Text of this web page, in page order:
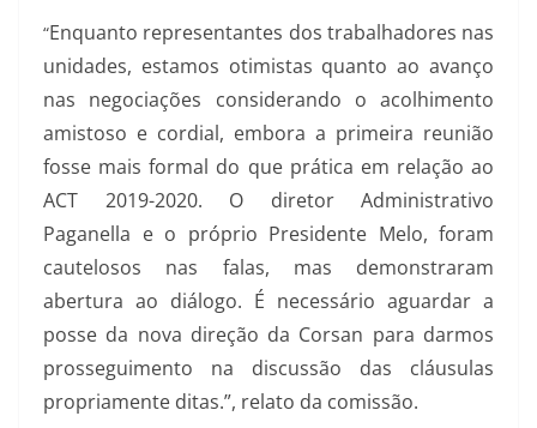
“Enquanto representantes dos trabalhadores nas
unidades, estamos otimistas quanto ao avanço
nas negociações considerando o acolhimento
amistoso e cordial, embora a primeira reunião
fosse mais formal do que prática em relação ao
ACT 2019-2020. O diretor Administrativo
Paganella e o próprio Presidente Melo, foram
cautelosos nas falas, mas demonstraram
abertura ao diálogo. É necessário aguardar a
posse da nova direção da Corsan para darmos
prosseguimento na discussão das cláusulas
propriamente ditas.”, relato da comissão.